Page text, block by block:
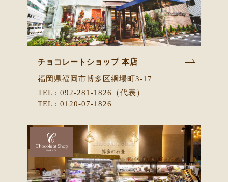
チョコレートショップ 本店
福岡県福岡市博多区綱場町3-17
TEL : 092-281-1826（代表）
TEL : 0120-07-1826